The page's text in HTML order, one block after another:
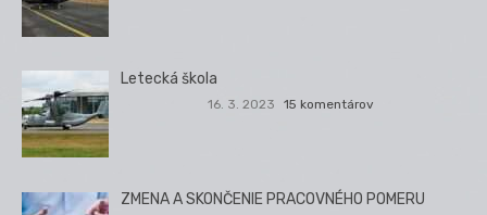
Letecká škola
16. 3. 2023 15 komentárov
ZMENA A SKONČENIE PRACOVNÉHO POMERU